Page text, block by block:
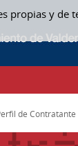
propias y de
de Contratante